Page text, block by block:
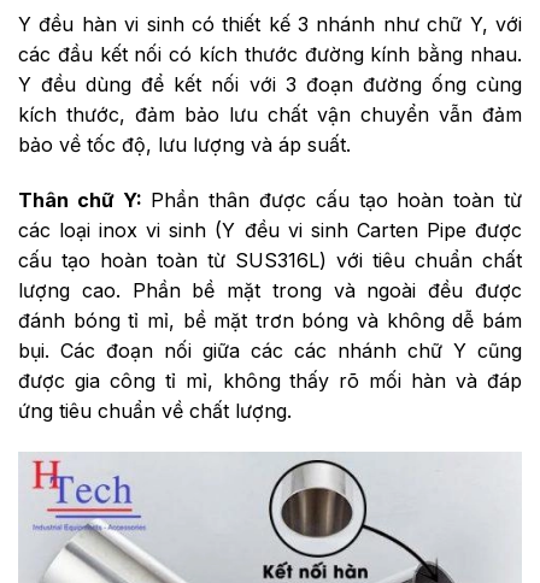
Y đều hàn vi sinh có thiết kế 3 nhánh như chữ Y, với
các đầu kết nối có kích thước đường kính bằng nhau.
Y đều dùng để kết nối với 3 đoạn đường ống cùng
kích thước, đảm bảo lưu chất vận chuyển vẫn đảm
bảo về tốc độ, lưu lượng và áp suất.
Thân chữ Y: Phần thân được cấu tạo hoàn toàn từ
các loại inox vi sinh (Y đều vi sinh Carten Pipe được
cấu tạo hoàn toàn từ SUS316L) với tiêu chuẩn chất
lượng cao. Phần bề mặt trong và ngoài đều được
đánh bóng tỉ mỉ, bề mặt trơn bóng và không dễ bám
bụi. Các đoạn nối giữa các các nhánh chữ Y cũng
được gia công tỉ mỉ, không thấy rõ mối hàn và đáp
ứng tiêu chuẩn về chất lượng.